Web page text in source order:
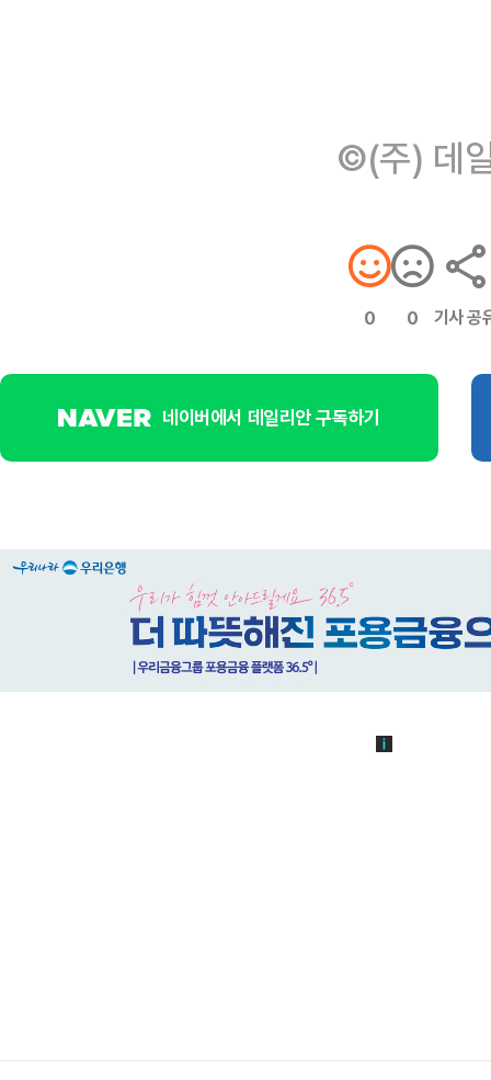
©(주) 데
0 0 기사 공
네이버에서 데일리안 구독하기